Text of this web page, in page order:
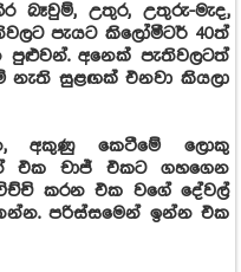
බෑවුම්, උතුර, උතුරු-මැද,
පැයට කිලෝමීටර් 40ත්
පුළුවන්. අනෙක් පැතිවලටත්
නැති සුළඟක් එනවා කියලා
අකුණු කෙටීමේ ලොකු
එක චාජ් එකට ගහගෙන
කරන එක වගේ දේවල්
පරිස්සමෙන් ඉන්න එක